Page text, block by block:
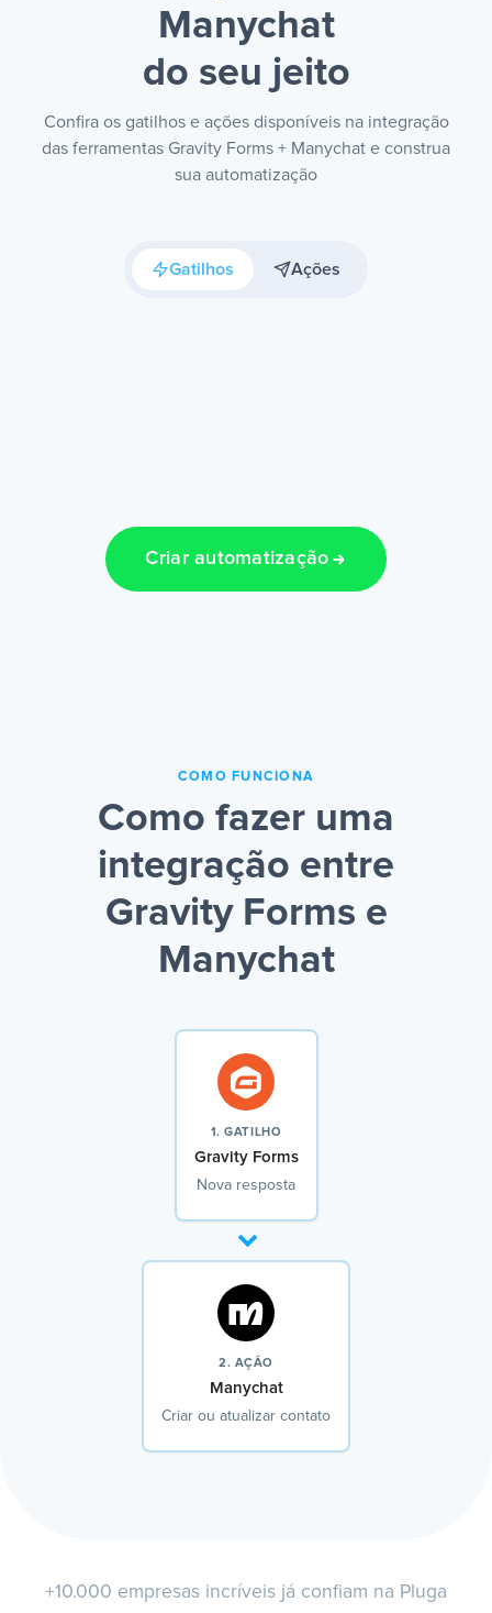
Manychat
do seu jeito
Confira os gatilhos e ações disponíveis na integração
das ferramentas Gravity Forms + Manychat e construa
sua automatização
Gatilhos Ações
Criar automatização
COMO FUNCIONA
Como fazer uma
integração entre
Gravity Forms e
Manychat
1. GATILHO
Gravity Forms
Nova resposta
2. AÇÃO
Manychat
Criar ou atualizar contato
+10.000 empresas incríveis já confiam na Pluga